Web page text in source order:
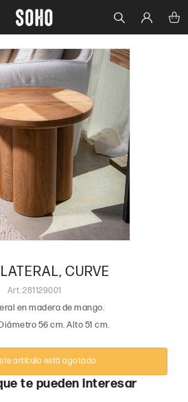
CURVE
281129001
en madera de mango.
56 cm. Alto 51 cm.
artículo está agotado.
te pueden interesar